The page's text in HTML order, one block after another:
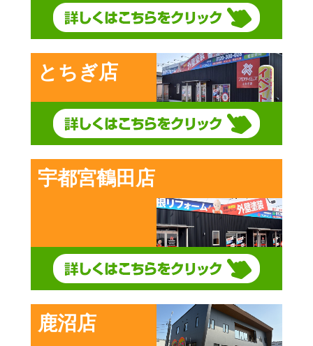
とちぎ店
宇都宮鶴田店
鹿沼店